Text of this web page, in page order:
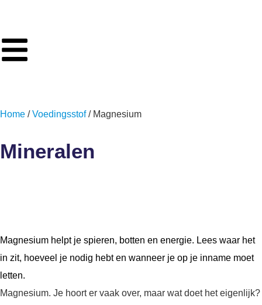
Home /Voedingsstof/ Magnesium
Mineralen
Magnesium helpt je spieren, botten en energie. Lees waar het
in zit, hoeveel je nodig hebt en wanneer je op je inname moet
letten.
Magnesium. Je hoort er vaak over, maar wat doet het eigenlijk?